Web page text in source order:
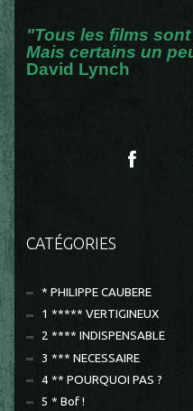
"Tous les films
Mais certains un
David Lynch
CATÉGORIES
* PHILIPPE CAUBERE
1 ***** VERTIGINEUX
2 **** INDISPENSABLE
3 *** NECESSAIRE
4 ** POURQUOI PAS ?
5 * Bof !